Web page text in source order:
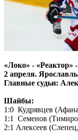
«Локо» - «Реактор»
2 апреля.
Главные судьи:
Шайбы:
1:0 Кудрявцев
1:1 Семенов
2:1 Алексеев